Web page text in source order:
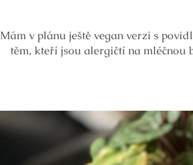
Mám v plánu ještě vegan verzi s
těm, kteří jsou alergičtí na mléčnou